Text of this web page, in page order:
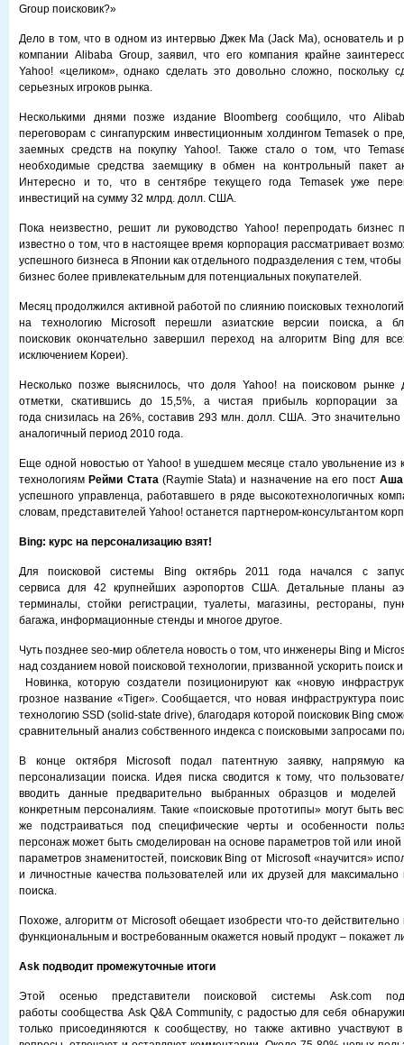
Group поисковик?»
Дело в том, что в одном из интервью Джек Ма (Jack Ma), основатель и
компании Alibaba Group, заявил, что его компания крайне
Yahoo! «целиком», однако сделать это довольно сложно, поскольку
серьезных игроков рынка.
Несколькими днями позже издание Bloomberg сообщило, что
переговорам с сингапурским инвестиционным холдингом Temasek о
заемных средств на покупку Yahoo!. Также стало о том, что
необходимые средства заемщику в обмен на контрольный пакет
Интересно и то, что в сентябре текущего года Temasek уже
инвестиций на сумму 32 млрд. долл. США.
Пока неизвестно, решит ли руководство Yahoo! перепродать бизнес
известно о том, что в настоящее время корпорация рассматривает
успешного бизнеса в Японии как отдельного подразделения с тем,
бизнес более привлекательным для потенциальных покупателей.
Месяц продолжился активной работой по слиянию поисковых
на технологию Microsoft перешли азиатские версии поиска, а
поисковик окончательно завершил переход на алгоритм Bing для
исключением Кореи).
Несколько позже выяснилось, что доля Yahoo! на поисковом рынке
отметки, скатившись до 15,5%, а чистая прибыль корпорации за
года снизилась на 26%, составив 293 млн. долл. США. Это
аналогичный период 2010 года.
Еще одной новостью от Yahoo! в ушедшем месяце стало увольнение из
технологиям Рейми Стата(Raymie Stata) и назначение на его пост
успешного управленца, работавшего в ряде высокотехнологичных
словам, представителей Yahoo! останется партнером-консультантом
Bing: курс на персонализацию взят!
Для поисковой системы Bing октябрь 2011 года начался с
сервиса для 42 крупнейших аэропортов США. Детальные планы
терминалы, стойки регистрации, туалеты, магазины, рестораны,
багажа, информационные стенды и многое другое.
Чуть позднее seo-мир облетела новость о том, что инженеры Bing и
над созданием новой поисковой технологии, призванной ускорить поиск
Новинка, которую создатели позиционируют как «новую
грозное название «Tiger». Сообщается, что новая инфраструктура
технологию SSD (solid-state drive), благодаря которой поисковик Bing
сравнительный анализ собственного индекса с поисковыми запросами
В конце октября Microsoft подал патентную заявку, напрямую
персонализации поиска. Идея писка сводится к тому, что
вводить данные предварительно выбранных образцов и
конкретным персоналиям. Такие «поисковые прототипы» могут быть
же подстраиваться под специфические черты и особенности
персонаж может быть смоделирован на основе параметров той или
параметров знаменитостей, поисковик Bing от Microsoft «научится»
и личностные качества пользователей или их друзей для максимально
поиска.
Похоже, алгоритм от Microsoft обещает изобрести что-то действительно
функциональным и востребованным окажется новый продукт – покажет
Ask подводит промежуточные итоги
Этой осенью представители поисковой системы Ask.com
работы сообщества Ask Q&A Community, с радостью для себя
только присоединяются к сообществу, но также активно участвуют